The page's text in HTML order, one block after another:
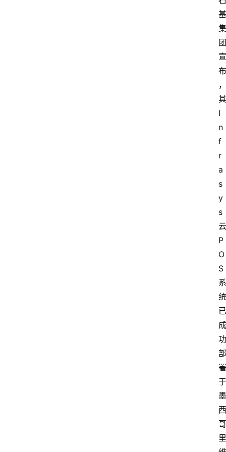
基
集
团
宣
布
，
其
I
n
f
r
a
s
y
s
云
P
O
S
系
统
已
成
功
部
署
于
墨
西
哥
里